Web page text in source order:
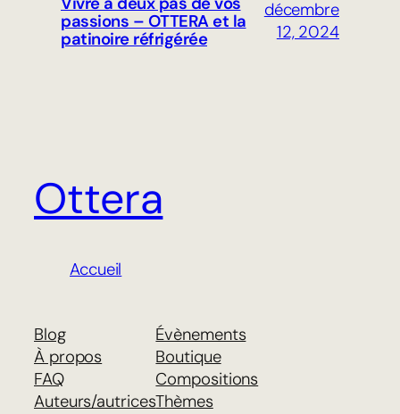
passions – OTTERA et la
patinoire réfrigérée
décembre
12, 2024
Ottera
Accueil
Blog
À propos
FAQ
Auteurs/autrices
Évènements
Boutique
Compositions
Thèmes